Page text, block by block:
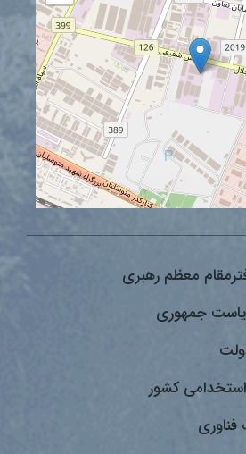
معظم رهبری
جمهوری
استخدامی کشور